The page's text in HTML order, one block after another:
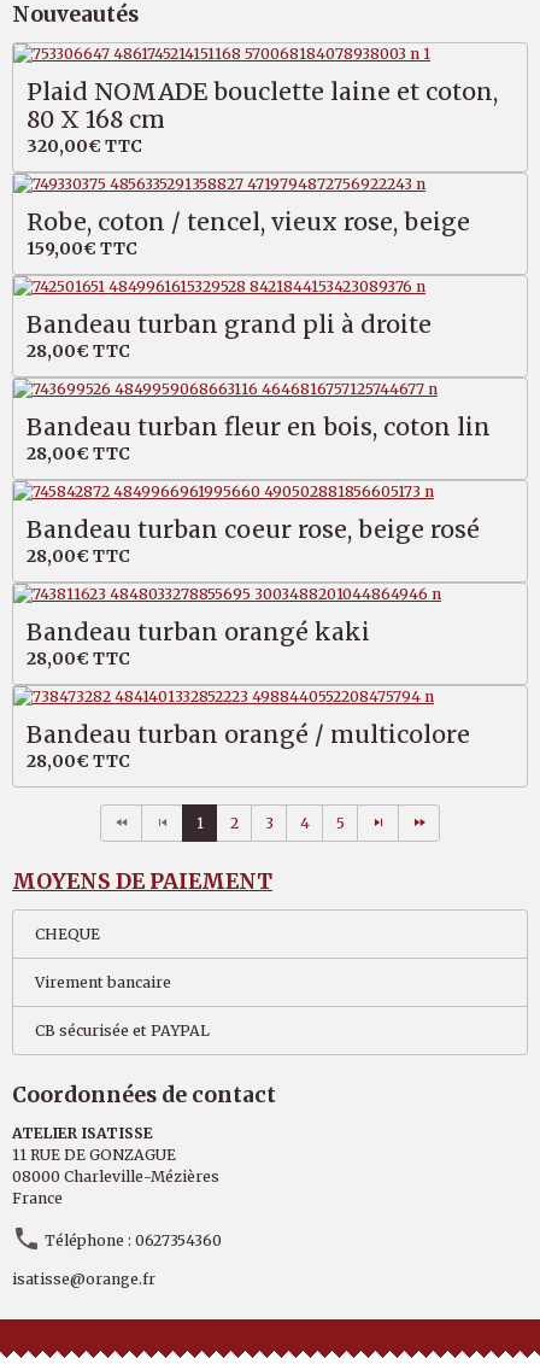
Nouveautés
Plaid NOMADE bouclette laine et coton,
80 X 168 cm
320,00€ TTC
Robe, coton / tencel, vieux rose, beige
159,00€ TTC
Bandeau turban grand pli à droite
28,00€ TTC
Bandeau turban fleur en bois, coton lin
28,00€ TTC
Bandeau turban coeur rose, beige rosé
28,00€ TTC
Bandeau turban orangé kaki
28,00€ TTC
Bandeau turban orangé / multicolore
28,00€ TTC
1 2 3 4 5
MOYENS DE PAIEMENT
CHEQUE
Virement bancaire
CB sécurisée et PAYPAL
Coordonnées de contact
ATELIER ISATISSE
11 RUE DE GONZAGUE
08000 Charleville-Mézières
France
Téléphone : 0627354360
isatisse@orange.fr